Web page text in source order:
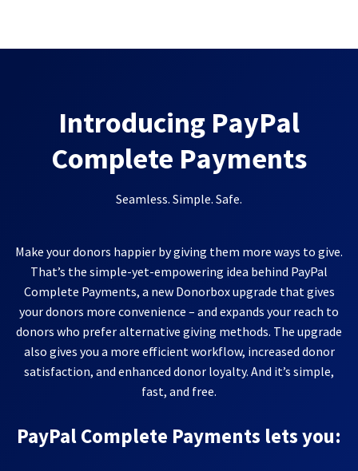
Introducing PayPal
Complete Payments
Seamless. Simple. Safe.
Make your donors happier by giving them more ways to give.
That’s the simple-yet-empowering idea behind PayPal
Complete Payments, a new Donorbox upgrade that gives
your donors more convenience – and expands your reach to
donors who prefer alternative giving methods. The upgrade
also gives you a more efficient workflow, increased donor
satisfaction, and enhanced donor loyalty. And it’s simple,
fast, and free.
PayPal Complete Payments lets you: